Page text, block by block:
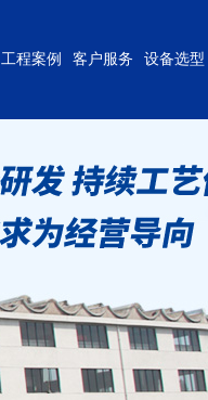
工程案例 客户服务 设备选型